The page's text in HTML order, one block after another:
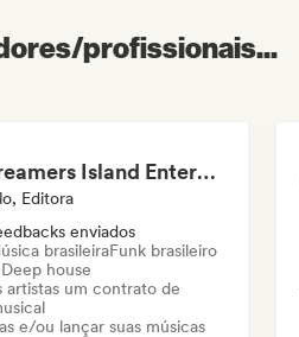
profissionais...
Dreamers Island Entertainment
Editora
enviados
brasileiraFunk brasileiro
Deep house
artistas um contrato de
e/ou lançar suas músicas